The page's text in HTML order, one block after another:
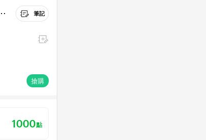
筆記
搶購
1000點